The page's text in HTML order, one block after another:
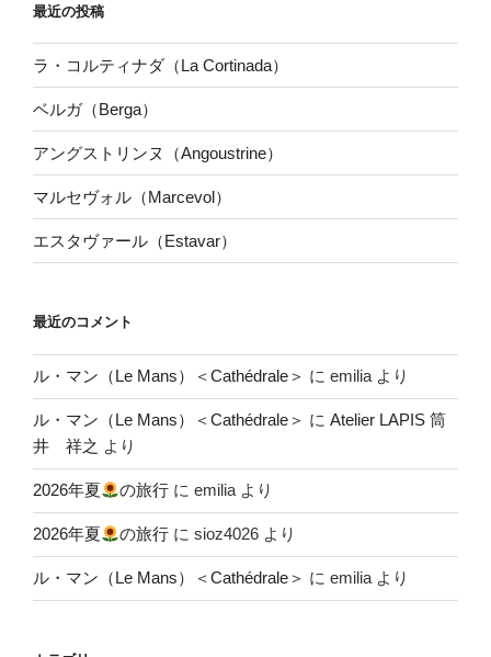
最近の投稿
ラ・コルティナダ（La Cortinada）
ベルガ（Berga）
アングストリンヌ（Angoustrine）
マルセヴォル（Marcevol）
エスタヴァール（Estavar）
最近のコメント
ル・マン（Le Mans）＜Cathédrale＞ に emilia より
ル・マン（Le Mans）＜Cathédrale＞ に Atelier LAPIS 筒
井 祥之 より
2026年夏 の旅行 にemilia より
2026年夏 の旅行 にsioz4026 より
ル・マン（Le Mans）＜Cathédrale＞ に emilia より